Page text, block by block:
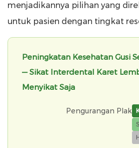
menjadikannya pilihan yang
untuk pasien dengan tingkat
Peningkatan Kesehatan Gusi
— Sikat Interdental Karet
Menyikat Saja
Pengurangan Plak